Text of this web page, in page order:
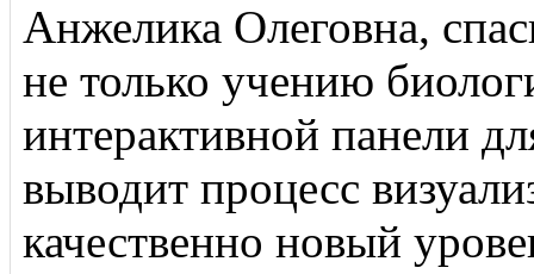
Анжелика Олеговна,
не только учению
интерактивной панели
выводит процесс
качественно новый